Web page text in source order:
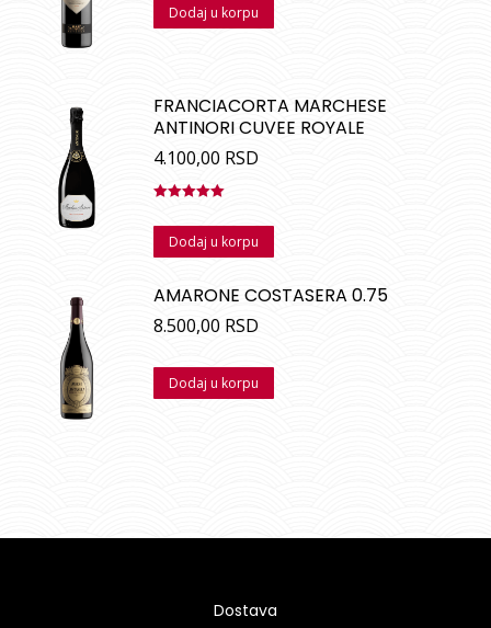
Dodaj u korpu
FRANCIACORTA MARCHESE
ANTINORI CUVEE ROYALE
4.100,00 RSD
sa5.00od
Dodaj u korpu
AMARONE COSTASERA 0.75
8.500,00 RSD
Dodaj u korpu
Dostava